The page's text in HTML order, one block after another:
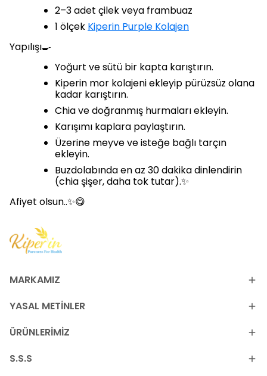
2–3 adet çilek veya frambuaz
1 ölçek Kiperin Purple Kolajen
Yapılışı🍳
Yoğurt ve sütü bir kapta karıştırın.
Kiperin mor kolajeni ekleyip pürüzsüz olana
kadar karıştırın.
Chia ve doğranmış hurmaları ekleyin.
Karışımı kaplara paylaştırın.
Üzerine meyve ve isteğe bağlı tarçın
ekleyin.
Buzdolabında en az 30 dakika dinlendirin
(chia şişer, daha tok tutar).✨
Afiyet olsun..✨😋
MARKAMIZ
YASAL METİNLER
ÜRÜNLERİMİZ
S.S.S